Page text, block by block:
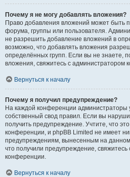
Почему я не могу добавлять вложения?
Право добавления вложений может быть
форума, группы или пользователя.
не разрешить добавление вложений в
возможно, что добавлять вложения
определённых групп. Если вы не знаете,
вложения, свяжитесь с администратором
Вернуться к началу
Почему я получил предупреждение?
На каждой конференции администраторы
собственный свод правил. Если вы
получить предупреждение. Учтите, что
конференции, и phpBB Limited не имеет
предупреждениям, вынесенным на
что получили предупреждение,
конференции.
Вернуться к началу